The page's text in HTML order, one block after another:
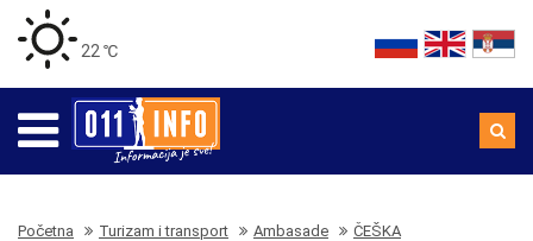
22 ℃
Početna Turizam i transport Ambasade ČEŠKA